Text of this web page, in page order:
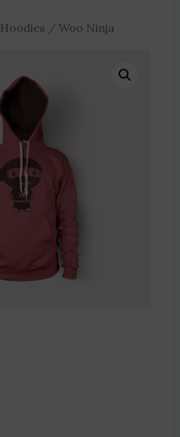
Hoodies / Woo Ninja